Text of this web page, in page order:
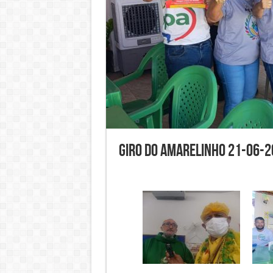
Giro do Amarelinho 21-06-